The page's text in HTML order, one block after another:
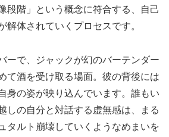
段階」という概念に符合する、自己
解体されていくプロセスです。
ーで、ジャックが幻のバーテンダー
て酒を受け取る場面。彼の背後には
身の姿が映り込んでいます。誰もい
しの自分と対話する虚無感は、まる
タルト崩壊していくようなめまいを